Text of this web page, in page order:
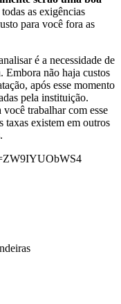
as exigências
para você fora as
é a necessidade de
Embora não haja custos
após esse momento
pela instituição.
trabalhar com esse
taxas existem em outros